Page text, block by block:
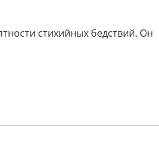
стихийных бедствий. Он